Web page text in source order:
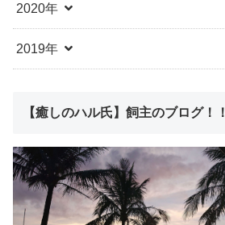
2020年
2019年
【癒しのハル氏】飼主のブログ！！